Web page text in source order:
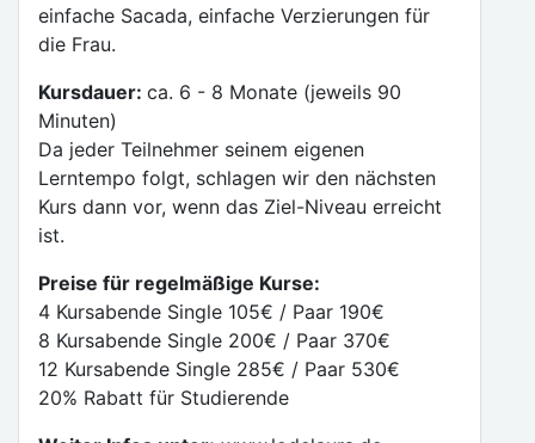
einfache Sacada, einfache Verzierungen für
die Frau.
Kursdauer: ca. 6 - 8 Monate (jeweils 90
Minuten)
Da jeder Teilnehmer seinem eigenen
Lerntempo folgt, schlagen wir den nächsten
Kurs dann vor, wenn das Ziel-Niveau erreicht
ist.
Preise für regelmäßige Kurse:
4 Kursabende Single 105€ / Paar 190€
8 Kursabende Single 200€ / Paar 370€
12 Kursabende Single 285€ / Paar 530€
20% Rabatt für Studierende